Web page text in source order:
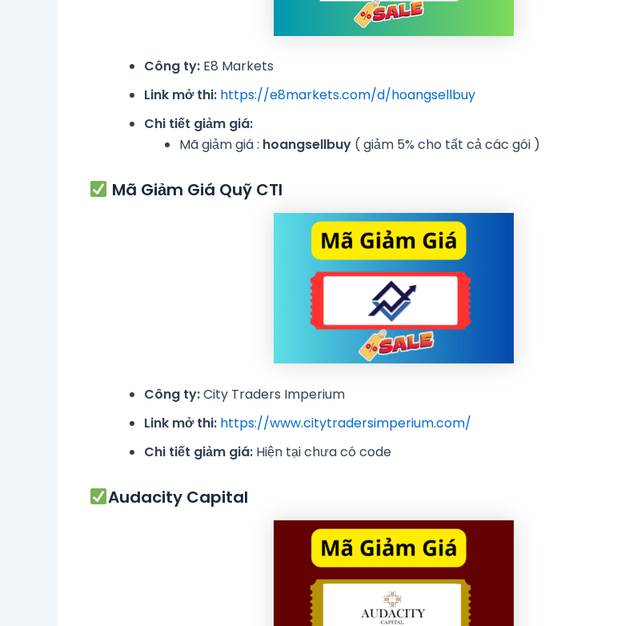
Công ty: E8 Markets
Link mở thi: https://e8markets.com/d/hoangsellbuy
Chi tiết giảm giá:
Mã giảm giá : hoangsellbuy ( giảm 5% cho tất cả các gói )
Mã Giảm Giá Quỹ CTI
Công ty:City Traders Imperium
Link mở thi: https://www.citytradersimperium.com/
Chi tiết giảm giá: Hiện tại chưa có code
Audacity Capital